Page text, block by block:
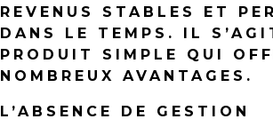
REVENUS STABLES ET
DANS LE TEMPS. IL
PRODUIT SIMPLE QUI
NOMBREUX AVANTAGES.
L’ABSENCE DE GESTION